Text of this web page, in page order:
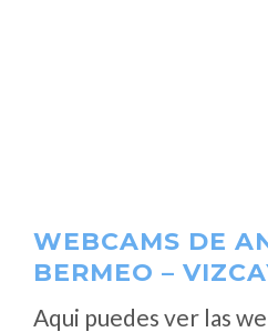
WEBCAMS DE
BERMEO –
Aqui puedes ver las